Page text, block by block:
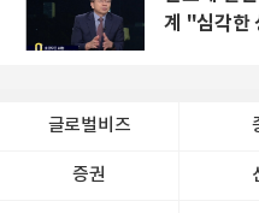
계 "심각한
글로벌비즈
증권